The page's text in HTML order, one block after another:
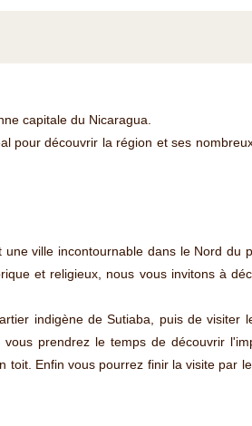
capitale du Nicaragua.
pour découvrir la région et ses
ville incontournable dans le Nord du
et religieux, nous vous invitons à
indigène de Sutiaba, puis de visiter
prendrez le temps de découvrir
toit. Enfin vous pourrez finir la visite par